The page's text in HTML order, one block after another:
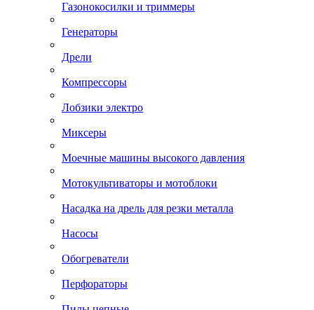
Газонокосилки и триммеры
Генераторы
Дрели
Компрессоры
Лобзики электро
Миксеры
Моечные машины высокого давления
Мотокультиваторы и мотоблоки
Насадка на дрель для резки металла
Насосы
Обогреватели
Перфораторы